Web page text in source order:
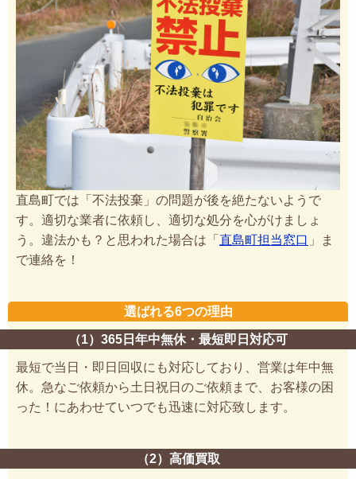
直島町では「不法投棄」の問題が後を絶たないようで
す。適切な業者に依頼し、適切な処分を心がけましょ
う。違法かも？と思われた場合は「 直島町担当窓口 」ま
で連絡を！
選ばれる6つの理由
（1）365日年中無休・最短即日対応可
最短で当日・即日回収にも対応しており、営業は年中無
休。急なご依頼から土日祝日のご依頼まで、お客様の困
った！にあわせていつでも迅速に対応致します。
（2）高価買取